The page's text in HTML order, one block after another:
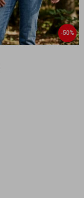
-50%